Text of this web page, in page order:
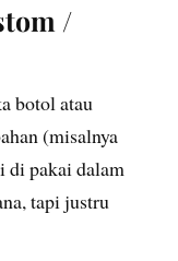
/
botol atau
(misalnya
di pakai dalam
tapi justru